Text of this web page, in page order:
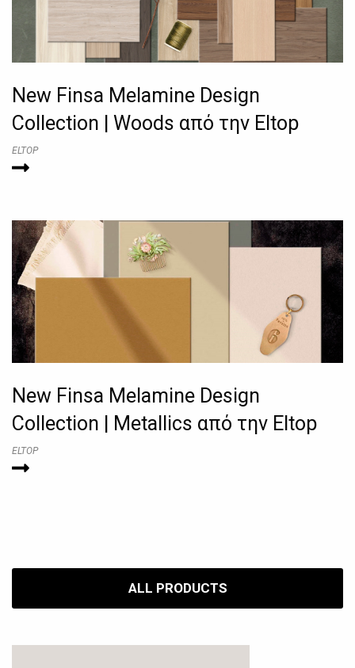
New Finsa Melamine Design
Collection | Woods από την Eltop
ELTOP
New Finsa Melamine Design
Collection | Metallics από την Eltop
ELTOP
ALL PRODUCTS